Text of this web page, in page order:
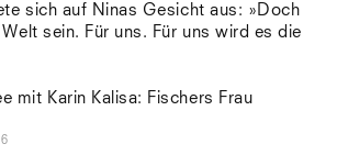
sich auf Ninas Gesicht aus: »Doch
sein. Für uns. Für uns wird es die
mit Karin Kalisa: Fischers Frau